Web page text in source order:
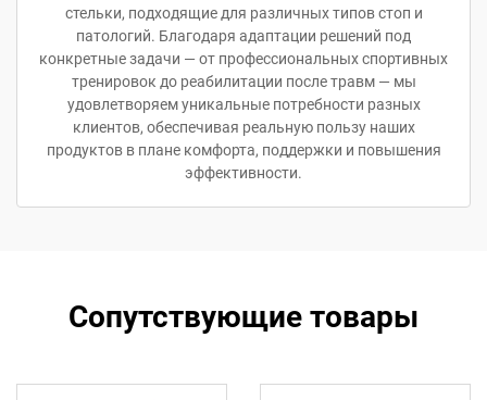
стельки, подходящие для различных типов стоп и
патологий. Благодаря адаптации решений под
конкретные задачи — от профессиональных спортивных
тренировок до реабилитации после травм — мы
удовлетворяем уникальные потребности разных
клиентов, обеспечивая реальную пользу наших
продуктов в плане комфорта, поддержки и повышения
эффективности.
Сопутствующие товары